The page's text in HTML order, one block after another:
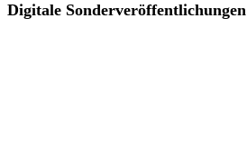
Digitale Sonderveröffentlichungen